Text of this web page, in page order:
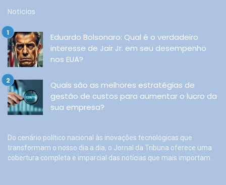
Noticias
Eduardo Bolsonaro: Qual é o verdadeiro
interesse de Jair Jr. em seu desempenho
nos EUA?
Quais são as melhores estratégias de
gestão de custos para aumentar o lucro da
sua empresa?
Do cenário político nacional às inovações tecnológicas que
transformam o nosso dia a dia, o Jornal da Tribuna oferece uma
cobertura completa e imparcial das notícias que mais importam.